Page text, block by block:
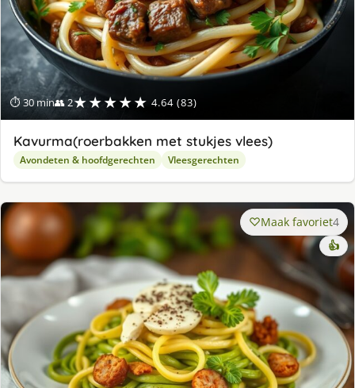
⏱ 30 min👥 2★★★★★ 4.64 (83)
Kavurma(roerbakken met stukjes vlees)
Avondeten & hoofdgerechten Vleesgerechten
Maak favoriet4
👍